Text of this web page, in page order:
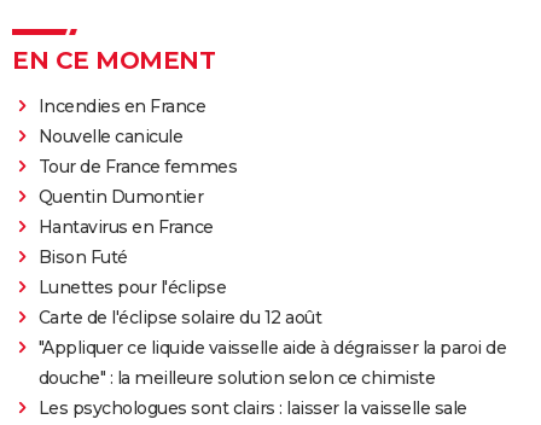
EN CE MOMENT
Incendies en France
Nouvelle canicule
Tour de France femmes
Quentin Dumontier
Hantavirus en France
Bison Futé
Lunettes pour l'éclipse
Carte de l'éclipse solaire du 12 août
"Appliquer ce liquide vaisselle aide à dégraisser la paroi de
douche" : la meilleure solution selon ce chimiste
Les psychologues sont clairs : laisser la vaisselle sale